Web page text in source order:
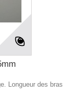
Longueur des bras